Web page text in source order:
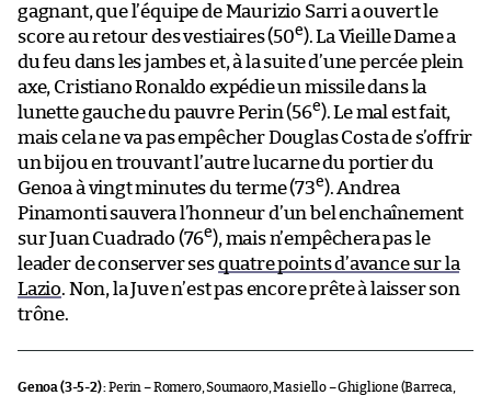
gagnant, que l’équipe de Maurizio Sarri a ouvert le
score au retour des vestiaires (50e). La Vieille Dame a
du feu dans les jambes et, à la suite d’une percée plein
axe, Cristiano Ronaldo expédie un missile dans la
lunette gauche du pauvre Perin (56e). Le mal est fait,
mais cela ne va pas empêcher Douglas Costa de s’offrir
un bijou en trouvant l’autre lucarne du portier du
Genoa à vingt minutes du terme (73e). Andrea
Pinamonti sauvera l’honneur d’un bel enchaînement
sur Juan Cuadrado (76e), mais n’empêchera pas le
leader de conserver sesquatre points d’avance sur la
Lazio. Non, la Juve n’est pas encore prête à laisser son
trône.
Genoa (3-5-2) :Perin – Romero, Soumaoro, Masiello – Ghiglione (Barreca,